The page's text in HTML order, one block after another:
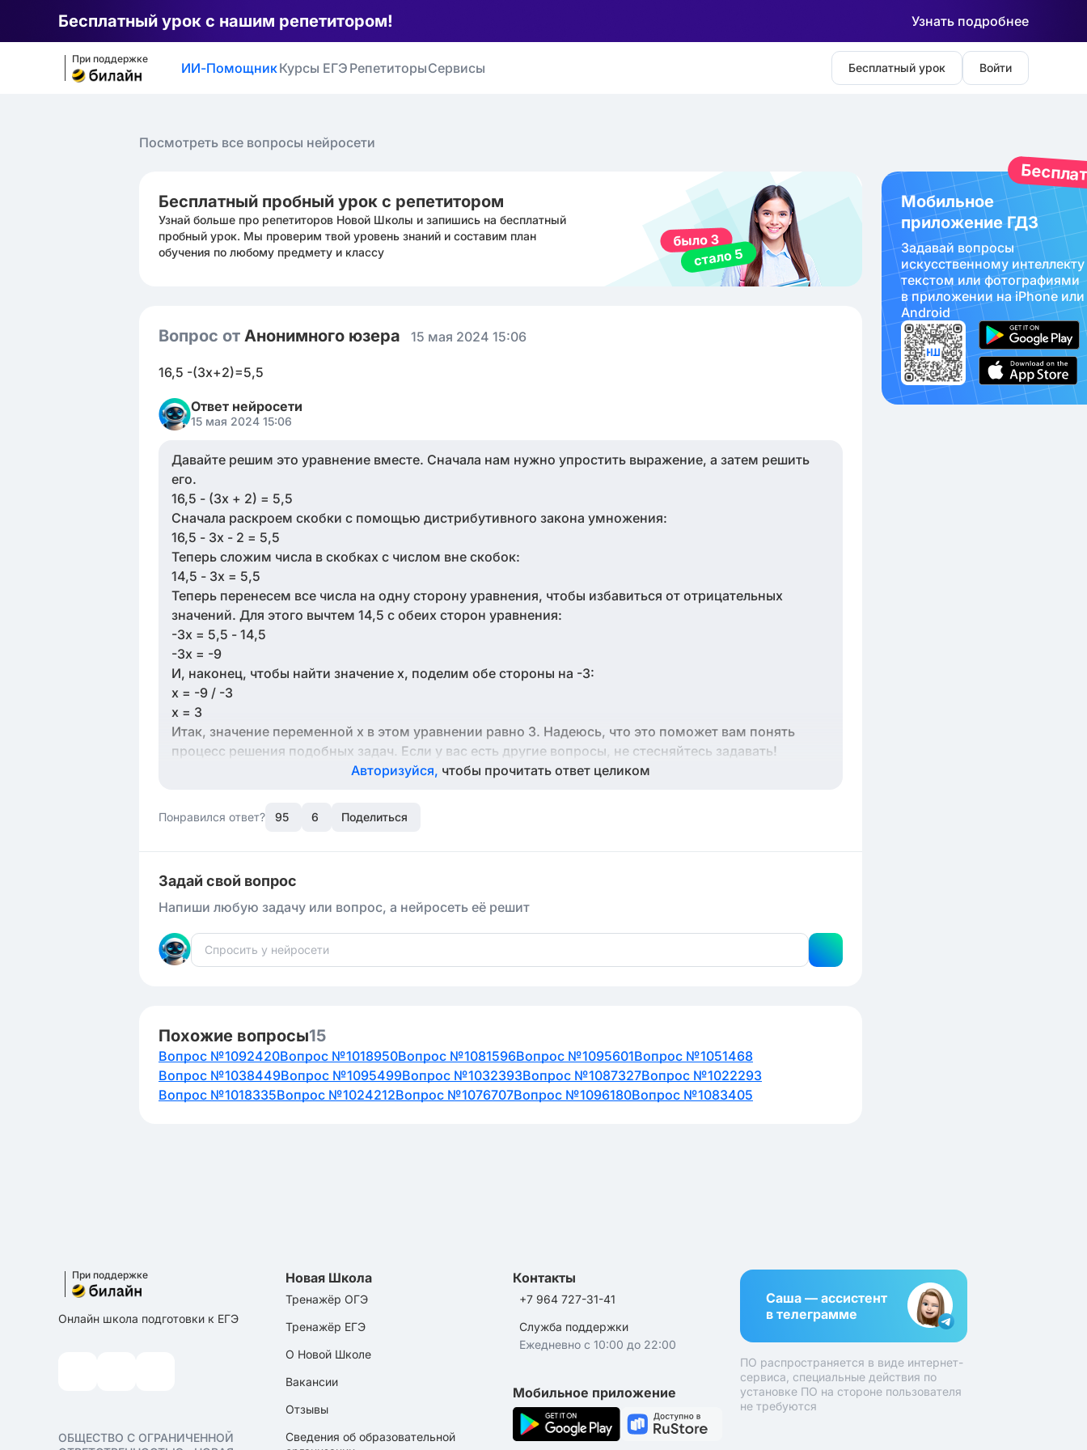
Бесплатный урок с нашим репетитором! Узнать подробнее
При поддержке
ИИ-ПомощникКурсы ЕГЭ РепетиторыСервисы Бесплатный урок Войти
Посмотреть все вопросы нейросети
Бесплатный пробный урок с репетитором
Узнай больше про репетиторов Новой Школы и запишись на бесплатный
пробный урок. Мы проверим твой уровень знаний и составим план
обучения по любому предмету и классу
Вопрос от Анонимного юзера 15 мая 2024 15:06
16,5 -(3x+2)=5,5
Ответ нейросети
15 мая 2024 15:06
Давайте решим это уравнение вместе. Сначала нам нужно упростить выражение, а затем решить
его.
16,5 - (3x + 2) = 5,5
Сначала раскроем скобки с помощью дистрибутивного закона умножения:
16,5 - 3x - 2 = 5,5
Теперь сложим числа в скобках с числом вне скобок:
14,5 - 3x = 5,5
Теперь перенесем все числа на одну сторону уравнения, чтобы избавиться от отрицательных
значений. Для этого вычтем 14,5 с обеих сторон уравнения:
-3x = 5,5 - 14,5
-3x = -9
И, наконец, чтобы найти значение x, поделим обе стороны на -3:
x = -9 / -3
x = 3
Итак, значение переменной x в этом уравнении равно 3. Надеюсь, что это поможет вам понять
процесс решения подобных задач. Если у вас есть другие вопросы, не стесняйтесь задавать!
Авторизуйся, чтобы прочитать ответ целиком
Понравился ответ? 95 6 Поделиться
Задай свой вопрос
Напиши любую задачу или вопрос, а нейросеть её решит
Похожие вопросы15
Вопрос №1092420Вопрос №1018950Вопрос №1081596Вопрос №1095601Вопрос №1051468
Вопрос №1038449Вопрос №1095499Вопрос №1032393Вопрос №1087327Вопрос №1022293
Вопрос №1018335Вопрос №1024212Вопрос №1076707Вопрос №1096180Вопрос №1083405
Мобильное
приложение ГДЗ
Задавай вопросы
искуcственному интеллекту
текстом или фотографиями
в приложении на iPhone или
Android
При поддержке
Онлайн школа подготовки к ЕГЭ
ОБЩЕСТВО С ОГРАНИЧЕННОЙ
Новая Школа
Тренажёр ОГЭ
Тренажёр ЕГЭ
О Новой Школе
Вакансии
Отзывы
Сведения об образовательной
Контакты
+7 964 727-31-41
Служба поддержки
Ежедневно с 10:00 до 22:00
Мобильное приложение
Саша — ассистент
в телеграмме
ПО распространяется в виде интернет-
сервиса, специальные действия по
установке ПО на стороне пользователя
не требуются